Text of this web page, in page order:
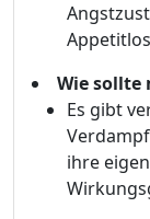
Wie sollte
Es gibt
ihre